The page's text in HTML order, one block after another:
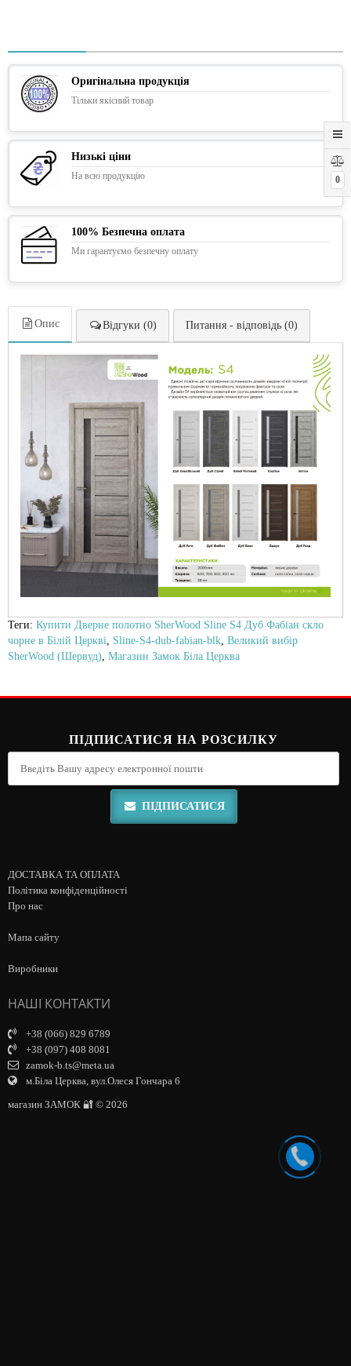
0
Оригінальна продукція
Тільки якісний товар
Низькі ціни
На всю продукцію
100% Безпечна оплата
Ми гарантуємо безпечну оплату
Опис Відгуки (0) Питання - відповідь (0)
Теги: Купити Дверне полотно SherWood Sline S4 Дуб Фабіан скло
чорне в Білій Церкві, Sline-S4-dub-fabian-blk, Великий вибір
SherWood (Шервуд), Магазин Замок Біла Церква
ПІДПИСАТИСЯ НА РОЗСИЛКУ
ПІДПИСАТИСЯ
ДОСТАВКА ТА ОПЛАТА
Політика конфіденційності
Про нас
Мапа сайту
Виробники
НАШІ КОНТАКТИ
+38 (066) 829 6789
+38 (097) 408 8081
zamok-b.ts@meta.ua
м.Біла Церква, вул.Олеся Гончара 6
магазин ЗАМОК 🔐 © 2026